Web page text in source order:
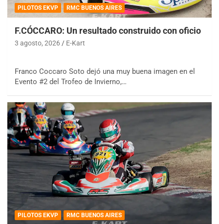
PILOTOS EKVP RMC BUENOS AIRES
F.CÓCCARO: Un resultado construido con oficio
3 agosto, 2026 E-Kart
Franco Coccaro Soto dejó una muy buena imagen en el
Evento #2 del Trofeo de Invierno,…
PILOTOS EKVP RMC BUENOS AIRES